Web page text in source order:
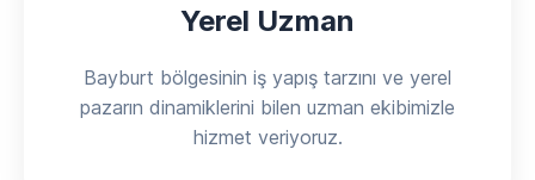
Yerel Uzman
Bayburt bölgesinin iş yapış tarzını ve yerel
pazarın dinamiklerini bilen uzman ekibimizle
hizmet veriyoruz.